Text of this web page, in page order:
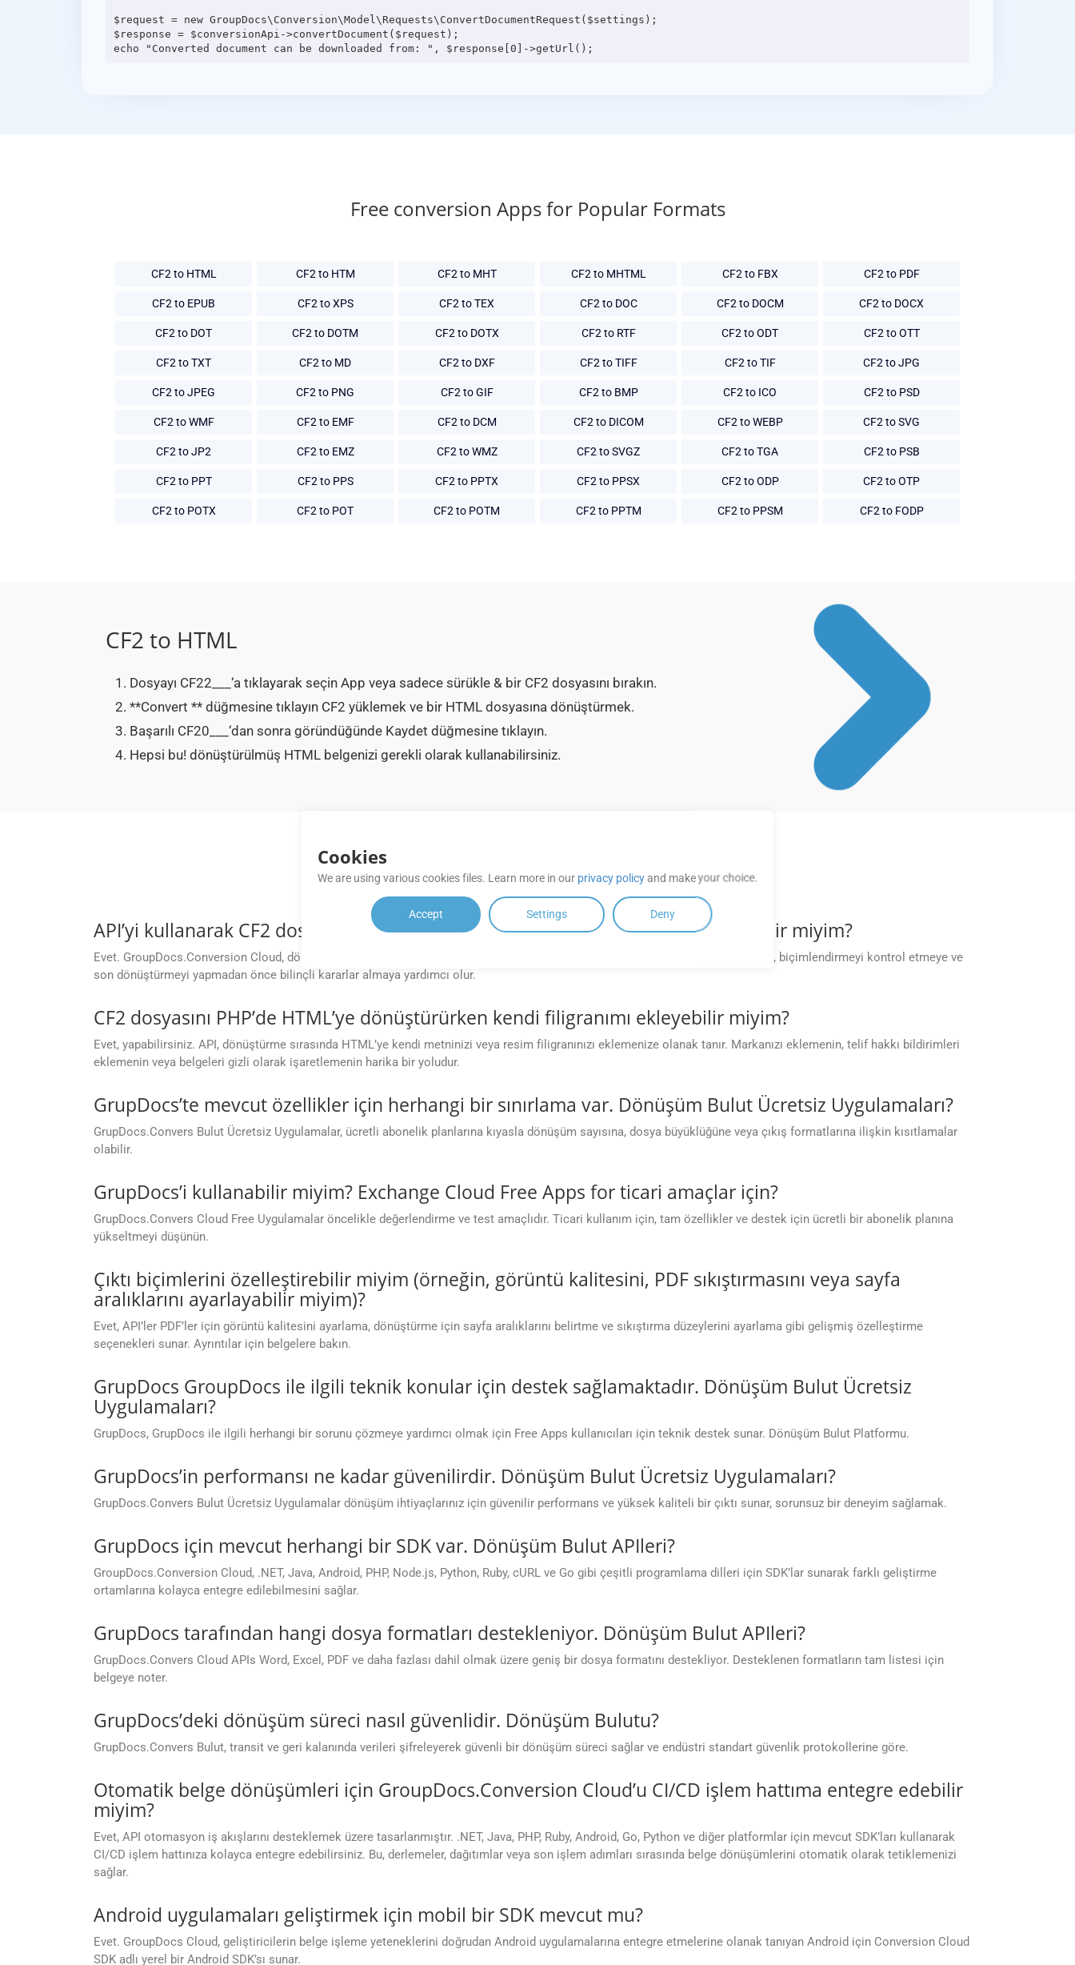
$request = new GroupDocs\Conversion\Model\Requests\ConvertDocumentRequest($settings);
$response = $conversionApi->convertDocument($request);
Free conversion Apps for Popular Formats
CF2 to HTML CF2 to HTM CF2 to MHT CF2 to MHTML CF2 to FBX CF2 to PDF
CF2 to EPUB CF2 to XPS CF2 to TEX CF2 to DOC CF2 to DOCM CF2 to DOCX
CF2 to DOT CF2 to DOTM CF2 to DOTX CF2 to RTF CF2 to ODT CF2 to OTT
CF2 to TXT CF2 to MD CF2 to DXF CF2 to TIFF CF2 to TIF CF2 to JPG
CF2 to JPEG CF2 to PNG CF2 to GIF CF2 to BMP CF2 to ICO CF2 to PSD
CF2 to WMF CF2 to EMF CF2 to DCM CF2 to DICOM CF2 to WEBP CF2 to SVG
CF2 to JP2 CF2 to EMZ CF2 to WMZ CF2 to SVGZ CF2 to TGA CF2 to PSB
CF2 to PPT CF2 to PPS CF2 to PPTX CF2 to PPSX CF2 to ODP CF2 to OTP
CF2 to POTX CF2 to POT CF2 to POTM CF2 to PPTM CF2 to PPSM CF2 to FODP
CF2 to HTML
Dosyayı CF22___‘a tıklayarak seçin App veya sadece sürükle & bir CF2 dosyasını bırakın.
**Convert ** düğmesine tıklayın CF2 yüklemek ve bir HTML dosyasına dönüştürmek.
Başarılı CF20___‘dan sonra göründüğünde Kaydet düğmesine tıklayın.
Hepsi bu! dönüştürülmüş HTML belgenizi gerekli olarak kullanabilirsiniz.
API’yi kullanarak CF2 dosyasını HTML biçimine dönüştürmeden önce önizleyebilir miyim?
Evet. GroupDocs.Conversion Cloud, dönüştürmeden önce belge önizleme özelliğini destekler. Bu, düzen doğruluğunu sağlamaya, biçimlendirmeyi kontrol etmeye ve
son dönüştürmeyi yapmadan önce bilinçli kararlar almaya yardımcı olur.
CF2 dosyasını PHP’de HTML’ye dönüştürürken kendi filigranımı ekleyebilir miyim?
Evet, yapabilirsiniz. API, dönüştürme sırasında HTML’ye kendi metninizi veya resim filigranınızı eklemenize olanak tanır. Markanızı eklemenin, telif hakkı bildirimleri
eklemenin veya belgeleri gizli olarak işaretlemenin harika bir yoludur.
GrupDocs’te mevcut özellikler için herhangi bir sınırlama var. Dönüşüm Bulut Ücretsiz Uygulamaları?
GrupDocs.Convers Bulut Ücretsiz Uygulamalar, ücretli abonelik planlarına kıyasla dönüşüm sayısına, dosya büyüklüğüne veya çıkış formatlarına ilişkin kısıtlamalar
olabilir.
GrupDocs’i kullanabilir miyim? Exchange Cloud Free Apps for ticari amaçlar için?
GrupDocs.Convers Cloud Free Uygulamalar öncelikle değerlendirme ve test amaçlıdır. Ticari kullanım için, tam özellikler ve destek için ücretli bir abonelik planına
yükseltmeyi düşünün.
Çıktı biçimlerini özelleştirebilir miyim (örneğin, görüntü kalitesini, PDF sıkıştırmasını veya sayfa
aralıklarını ayarlayabilir miyim)?
Evet, API’ler PDF’ler için görüntü kalitesini ayarlama, dönüştürme için sayfa aralıklarını belirtme ve sıkıştırma düzeylerini ayarlama gibi gelişmiş özelleştirme
seçenekleri sunar. Ayrıntılar için belgelere bakın.
GrupDocs GroupDocs ile ilgili teknik konular için destek sağlamaktadır. Dönüşüm Bulut Ücretsiz
Uygulamaları?
GrupDocs, GrupDocs ile ilgili herhangi bir sorunu çözmeye yardımcı olmak için Free Apps kullanıcıları için teknik destek sunar. Dönüşüm Bulut Platformu.
GrupDocs’in performansı ne kadar güvenilirdir. Dönüşüm Bulut Ücretsiz Uygulamaları?
GrupDocs.Convers Bulut Ücretsiz Uygulamalar dönüşüm ihtiyaçlarınız için güvenilir performans ve yüksek kaliteli bir çıktı sunar, sorunsuz bir deneyim sağlamak.
GrupDocs için mevcut herhangi bir SDK var. Dönüşüm Bulut APIleri?
GroupDocs.Conversion Cloud, .NET, Java, Android, PHP, Node.js, Python, Ruby, cURL ve Go gibi çeşitli programlama dilleri için SDK’lar sunarak farklı geliştirme
ortamlarına kolayca entegre edilebilmesini sağlar.
GrupDocs tarafından hangi dosya formatları destekleniyor. Dönüşüm Bulut APIleri?
GrupDocs.Convers Cloud APIs Word, Excel, PDF ve daha fazlası dahil olmak üzere geniş bir dosya formatını destekliyor. Desteklenen formatların tam listesi için
belgeye noter.
GrupDocs’deki dönüşüm süreci nasıl güvenlidir. Dönüşüm Bulutu?
GrupDocs.Convers Bulut, transit ve geri kalanında verileri şifreleyerek güvenli bir dönüşüm süreci sağlar ve endüstri standart güvenlik protokollerine göre.
Otomatik belge dönüşümleri için GroupDocs.Conversion Cloud’u CI/CD işlem hattıma entegre edebilir
miyim?
Evet, API otomasyon iş akışlarını desteklemek üzere tasarlanmıştır. .NET, Java, PHP, Ruby, Android, Go, Python ve diğer platformlar için mevcut SDK’ları kullanarak
CI/CD işlem hattınıza kolayca entegre edebilirsiniz. Bu, derlemeler, dağıtımlar veya son işlem adımları sırasında belge dönüşümlerini otomatik olarak tetiklemenizi
sağlar.
Android uygulamaları geliştirmek için mobil bir SDK mevcut mu?
Evet. GroupDocs Cloud, geliştiricilerin belge işleme yeteneklerini doğrudan Android uygulamalarına entegre etmelerine olanak tanıyan Android için Conversion Cloud
SDK adlı yerel bir Android SDK’sı sunar.
Cookies
We are using various cookies files. Learn more in our privacy policyand make your choice.
Accept Settings Deny